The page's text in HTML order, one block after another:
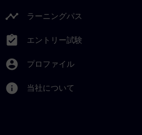
timeline ラーニングパス
assignment_turned_in エントリー試験
account_circle プロファイル
info 当社について